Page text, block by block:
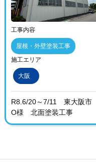
工事内容
屋根・外壁塗装工事
施工エリア
大阪
R8.6/20～7/11 東大阪市
O様 北面塗装工事